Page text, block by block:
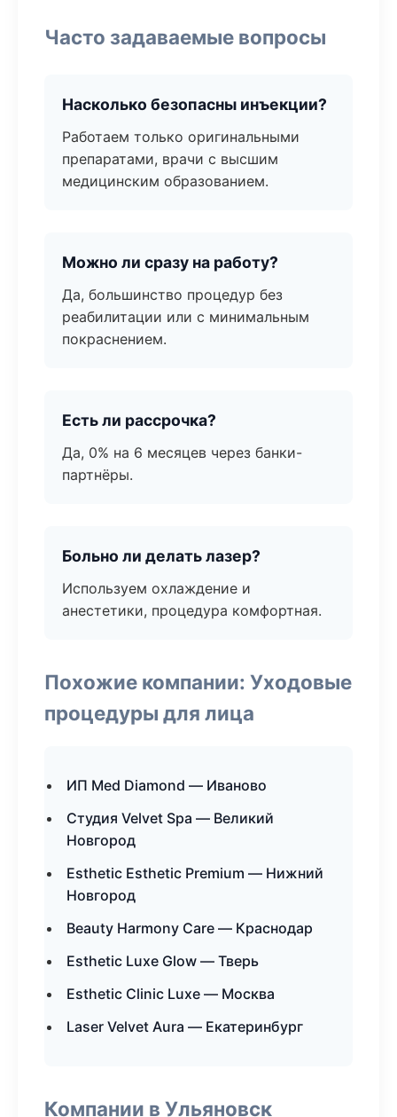
Часто задаваемые вопросы
Насколько безопасны инъекции?
Работаем только оригинальными
препаратами, врачи с высшим
медицинским образованием.
Можно ли сразу на работу?
Да, большинство процедур без
реабилитации или с минимальным
покраснением.
Есть ли рассрочка?
Да, 0% на 6 месяцев через банки-
партнёры.
Больно ли делать лазер?
Используем охлаждение и
анестетики, процедура комфортная.
Похожие компании: Уходовые
процедуры для лица
ИП Med Diamond — Иваново
Студия Velvet Spa — Великий
Новгород
Esthetic Esthetic Premium — Нижний
Новгород
Beauty Harmony Care — Краснодар
Esthetic Luxe Glow — Тверь
Esthetic Clinic Luxe — Москва
Laser Velvet Aura — Екатеринбург
Компании в Ульяновск